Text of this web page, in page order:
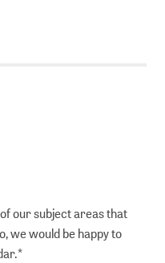
our subject areas that
we would be happy to